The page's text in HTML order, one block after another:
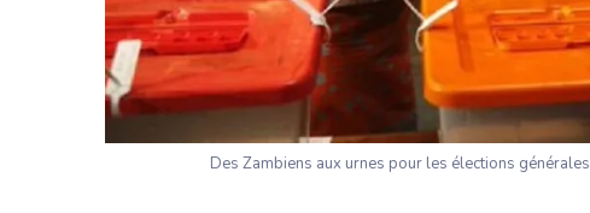
Des Zambiens aux urnes pour les élections